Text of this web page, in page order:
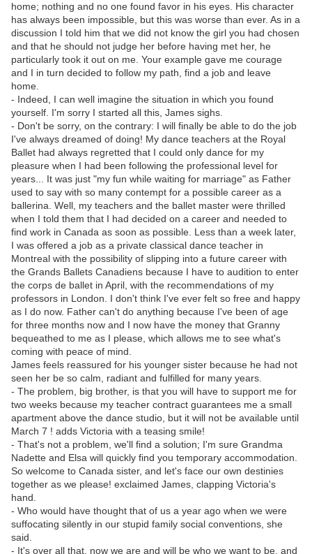
home; nothing and no one found favor in his eyes. His character
has always been impossible, but this was worse than ever. As in a
discussion I told him that we did not know the girl you had chosen
and that he should not judge her before having met her, he
particularly took it out on me. Your example gave me courage
and I in turn decided to follow my path, find a job and leave
home.
- Indeed, I can well imagine the situation in which you found
yourself. I'm sorry I started all this, James sighs.
- Don't be sorry, on the contrary: I will finally be able to do the job
I've always dreamed of doing! My dance teachers at the Royal
Ballet had always regretted that I could only dance for my
pleasure when I had been following the professional level for
years... It was just "my fun while waiting for marriage" as Father
used to say with so many contempt for a possible career as a
ballerina. Well, my teachers and the ballet master were thrilled
when I told them that I had decided on a career and needed to
find work in Canada as soon as possible. Less than a week later,
I was offered a job as a private classical dance teacher in
Montreal with the possibility of slipping into a future career with
the Grands Ballets Canadiens because I have to audition to enter
the corps de ballet in April, with the recommendations of my
professors in London. I don't think I've ever felt so free and happy
as I do now. Father can't do anything because I've been of age
for three months now and I now have the money that Granny
bequeathed to me as I please, which allows me to see what's
coming with peace of mind.
James feels reassured for his younger sister because he had not
seen her be so calm, radiant and fulfilled for many years.
- The problem, big brother, is that you will have to support me for
two weeks because my teacher contract guarantees me a small
apartment above the dance studio, but it will not be available until
March 7 ! adds Victoria with a teasing smile!
- That's not a problem, we'll find a solution; I'm sure Grandma
Nadette and Elsa will quickly find you temporary accommodation.
So welcome to Canada sister, and let's face our own destinies
together as we please! exclaimed James, clapping Victoria's
hand.
- Who would have thought that of us a year ago when we were
suffocating silently in our stupid family social conventions, she
said.
- It's over all that, now we are and will be who we want to be, and